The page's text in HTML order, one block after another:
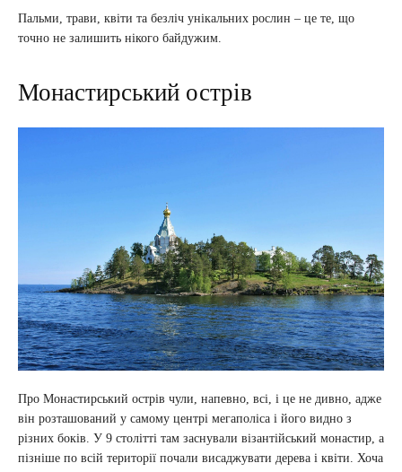
Пальми, трави, квіти та безліч унікальних рослин – це те, що
точно не залишить нікого байдужим.
Монастирський острів
Про Монастирський острів чули, напевно, всі, і це не дивно, адже
він розташований у самому центрі мегаполіса і його видно з
різних боків. У 9 столітті там заснували візантійський монастир, а
пізніше по всій території почали висаджувати дерева і квіти. Хоча